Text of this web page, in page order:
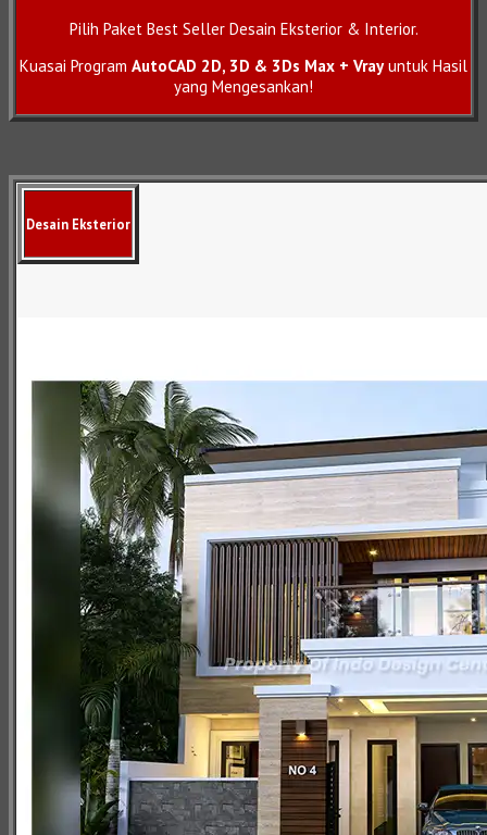
Pilih Paket Best Seller Desain Eksterior & Interior.
Kuasai Program AutoCAD 2D, 3D & 3Ds Max + Vrayuntuk Hasil
yang Mengesankan!
Desain Eksterior